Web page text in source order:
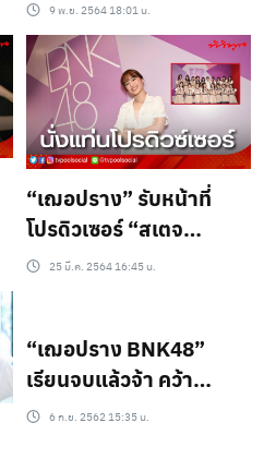
ทางต้นสังกัด เชื่อหากจบ
การศึกษาจะไม่มีผลกระ
ทบวง
9 พ.ย. 2564 18:01 น.
“เฌอปราง” รับหน้าที่
โปรดิวเซอร์ “สเตจ
Ganbare! Kenkyuusei”
25 มี.ค. 2564 16:45 น.
“เฌอปราง BNK48”
เรียนจบแล้วจ้า คว้า
เกียรตินิยม เกรด 3.46
6 ก.ย. 2562 15:35 น.